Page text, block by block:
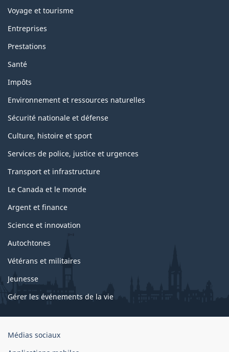
Voyage et tourisme
Entreprises
Prestations
Santé
Impôts
Environnement et ressources naturelles
Sécurité nationale et défense
Culture, histoire et sport
Services de police, justice et urgences
Transport et infrastructure
Le Canada et le monde
Argent et finance
Science et innovation
Autochtones
Vétérans et militaires
Jeunesse
Gérer les événements de la vie
Organisation
Médias sociaux